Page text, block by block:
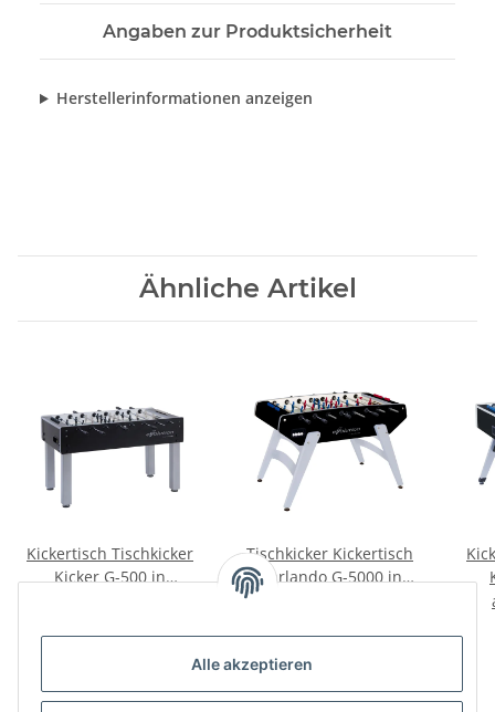
Alle akzeptieren
Angaben zur Produktsicherheit
Herstellerinformationen anzeigen
Ähnliche Artikel
Kickertisch Tischkicker
Kicker G-500 in
Tischkicker Kickertisch
Garlando G-5000 in